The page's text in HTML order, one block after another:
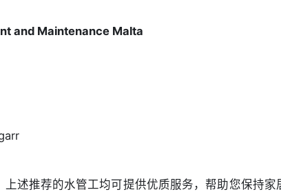
and Maintenance Malta
述推荐的水管工均可提供优质服务，帮助您保持家